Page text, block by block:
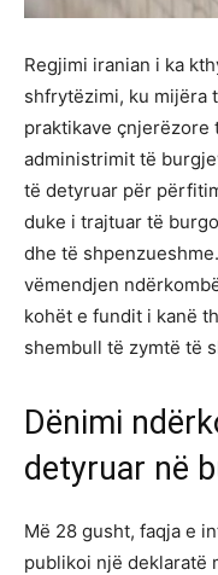
Regjimi iranian i ka
shfrytëzimi, ku mijëra
praktikave çnjerëzore
administrimit të
të detyruar për
duke i trajtuar të
dhe të
vëmendjen
kohët e fundit i kanë
shembull të zymtë të
Dënimi
detyruar në
Më 28 gusht, faqja e
publikoi një deklaratë